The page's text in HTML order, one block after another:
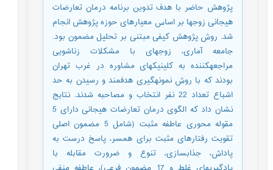
پژوهش حاضر با هدف تدوین برنامه درمان تعارضات
هیجانی زوج‎ها بر اساس معیارهای حوزه پژوهش انجام
شد. روش پژوهش کیفی مبتنی بر تحلیل مضمون بود.
جامعه آماری، زوج‎های با مشکلات زناشویی
مراجعهکننده به کلینیکهای مشاوره در غرب تهران
بودند که با روش نمونهگیری هدفمند و رسیدن به حد
اشباع تعداد 22 نفر انتخاب و مصاحبه شدند. نتایج
نشان داد که الگوی درمان تعارضات هیجانی دارای 5
مقوله محوری عاطفه مثبت (شامل 5 مضمون اصلی
تقویت رفتارهای مثبت برای همسر، پاسخ درست به
پاداش، جذابسازی، تنوع و ضرورت مقابله با